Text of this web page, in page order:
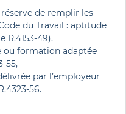
de remplir les
du Travail : aptitude
R.4153-49),
ou formation adaptée
55,
par l’employeur
56.